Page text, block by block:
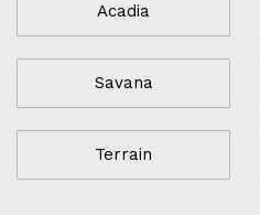
Acadia
Savana
Terrain